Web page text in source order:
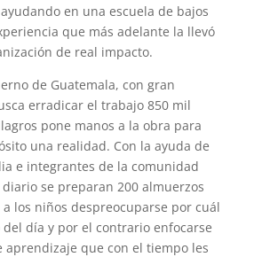
en una escuela de bajos
que más adelante la llevó
de real impacto.
de Guatemala, con gran
erradicar el trabajo 850 mil
pone manos a la obra para
una realidad. Con la ayuda de
e integrantes de la comunidad
se preparan 200 almuerzos
los niños despreocuparse por cuál
día y por el contrario enfocarse
aprendizaje que con el tiempo les